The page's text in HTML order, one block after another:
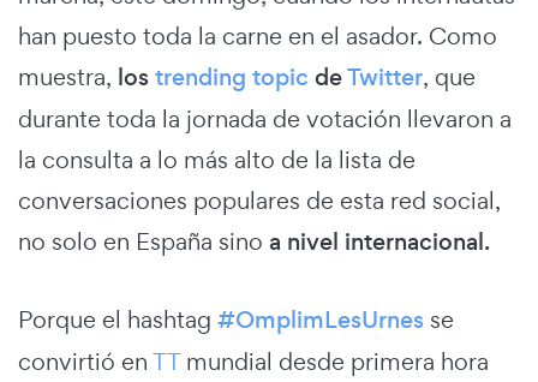
han puesto toda la carne en el asador. Como
muestra, los trending topic deTwitter, que
durante toda la jornada de votación llevaron a
la consulta a lo más alto de la lista de
conversaciones populares de esta red social,
no solo en España sino a nivel internacional.
Porque el hashtag #OmplimLesUrnes se
convirtió enTTmundial desde primera hora